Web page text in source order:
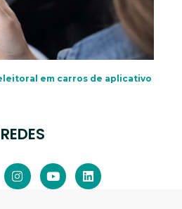
em carros de aplicativo